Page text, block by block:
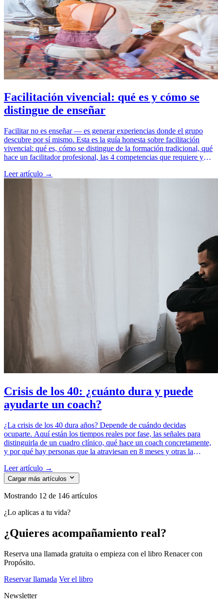
Facilitación vivencial: qué es y cómo se
distingue de enseñar
Facilitar no es enseñar — es generar experiencias donde el grupo
descubre por sí mismo. Esta es la guía honesta sobre facilitación
vivencial: qué es, cómo se distingue de la formación tradicional, qué
hace un facilitador profesional, las 4 competencias que requiere y
Leer artículo →
Crisis de los 40: ¿cuánto dura y puede
ayudarte un coach?
¿La crisis de los 40 dura años? Depende de cuándo decidas
ocuparte. Aquí están los tiempos reales por fase, las señales para
distinguirla de un cuadro clínico, qué hace un coach concretamente,
y por qué hay personas que la atraviesan en 8 meses y otras la
Leer artículo →
Cargar más artículos
Mostrando 12 de 146 artículos
¿Lo aplicas a tu vida?
¿Quieres acompañamiento real?
Reserva una llamada gratuita o empieza con el libro Renacer con
Propósito.
Reservar llamada Ver el libro
Newsletter